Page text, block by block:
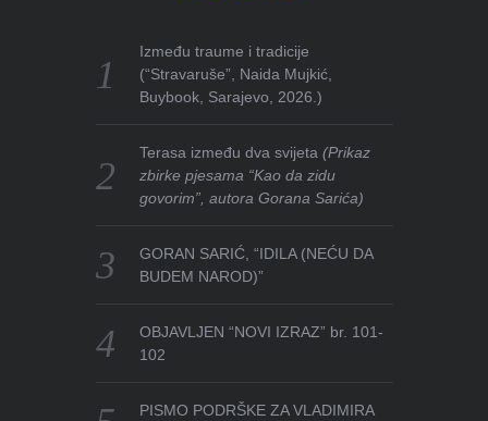
Između traume i tradicije
(“Stravaruše”, Naida Mujkić,
Buybook, Sarajevo, 2026.)
Terasa između dva svijeta(Prikaz
zbirke pjesama “Kao da zidu
govorim”, autora Gorana Sarića)
GORAN SARIĆ, “IDILA (NEĆU DA
BUDEM NAROD)”
OBJAVLJEN “NOVI IZRAZ” br. 101-
102
PISMO PODRŠKE ZA VLADIMIRA